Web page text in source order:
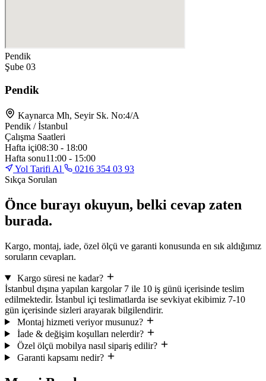
Pendik
Şube 03
Pendik
Kaynarca Mh, Seyir Sk. No:4/A
Pendik / İstanbul
Çalışma Saatleri
Hafta içi08:30 - 18:00
Hafta sonu11:00 - 15:00
Yol Tarifi Al
0216 354 03 93
Sıkça Sorulan
Önce burayı okuyun, belki cevap zaten
burada.
Kargo, montaj, iade, özel ölçü ve garanti konusunda en sık aldığımız
soruların cevapları.
Kargo süresi ne kadar?
İstanbul dışına yapılan kargolar 7 ile 10 iş günü içerisinde teslim
edilmektedir. İstanbul içi teslimatlarda ise sevkiyat ekibimiz 7-10
gün içerisinde sizleri arayarak bilgilendirir.
Montaj hizmeti veriyor musunuz?
İade & değişim koşulları nelerdir?
Özel ölçü mobilya nasıl sipariş edilir?
Garanti kapsamı nedir?